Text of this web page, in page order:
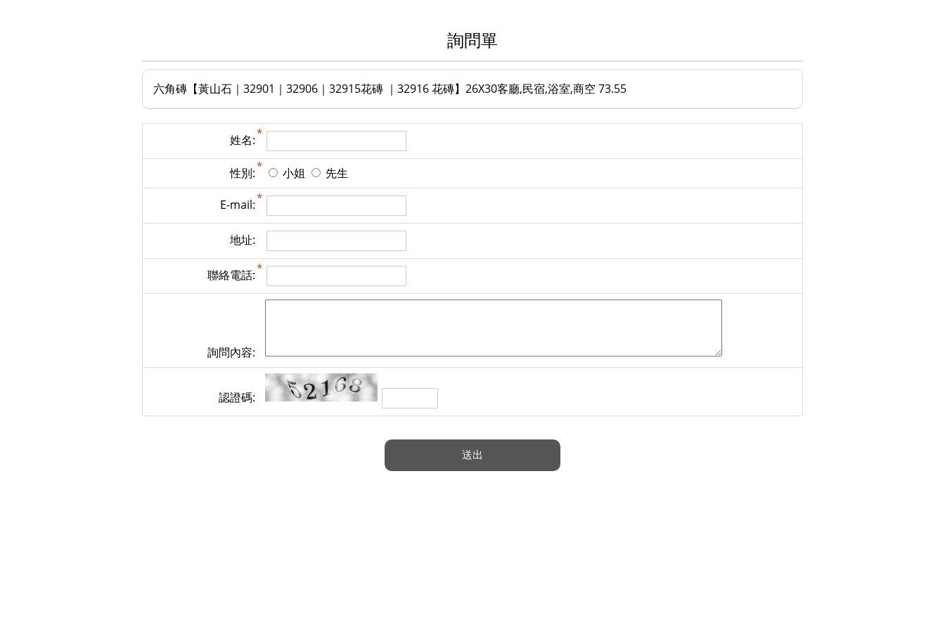
詢問單
六角磚【黃山石｜32901｜32906｜32915花磚 ｜32916 花磚】26X30客廳,民宿,浴室,商空 73.55
姓名:
性別: 小姐 先生
E-mail:
地址:
聯絡電話:
詢問內容:
認證碼: